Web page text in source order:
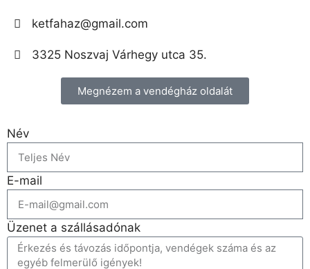
ketfahaz@gmail.com
3325 Noszvaj Várhegy utca 35.
Megnézem a vendégház oldalát
Név
E-mail
Üzenet a szállásadónak